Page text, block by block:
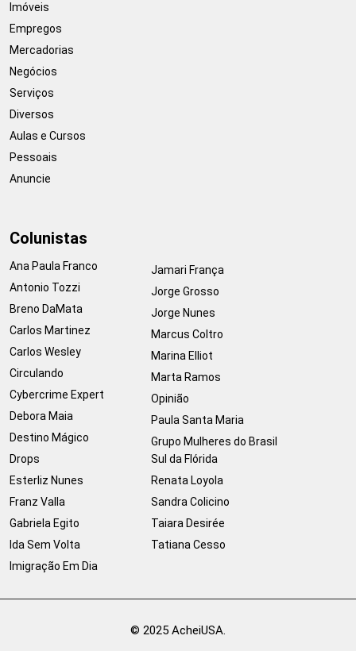
Imóveis
Empregos
Mercadorias
Negócios
Serviços
Diversos
Aulas e Cursos
Pessoais
Anuncie
Colunistas
Ana Paula Franco
Antonio Tozzi
Breno DaMata
Carlos Martinez
Carlos Wesley
Circulando
Cybercrime Expert
Debora Maia
Destino Mágico
Drops
Esterliz Nunes
Franz Valla
Gabriela Egito
Ida Sem Volta
Imigração Em Dia
Jamari França
Jorge Grosso
Jorge Nunes
Marcus Coltro
Marina Elliot
Marta Ramos
Opinião
Paula Santa Maria
Grupo Mulheres do Brasil
Sul da Flórida
Renata Loyola
Sandra Colicino
Taiara Desirée
Tatiana Cesso
© 2025 AcheiUSA.